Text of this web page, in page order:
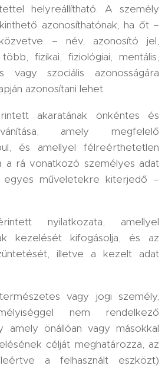
helyreállítható. A személy
azonosíthatónak, ha őt –
– név, azonosító jel,
fizikai, fiziológiai, mentális,
vagy szociális azonosságára
azonosítani lehet.
akaratának önkéntes és
amely megfelelő
és amellyel félreérthetetlen
a rá vonatkozó személyes adat
műveletekre kiterjedő –
nyilatkozata, amellyel
kezelését kifogásolja, és az
illetve a kezelt adat
vagy jogi személy,
nem rendelkező
amely önállóan vagy másokkal
célját meghatározza, az
a felhasznált eszközt)